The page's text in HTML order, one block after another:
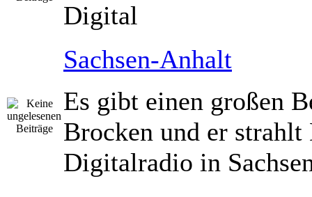
Digital
Sachsen-Anhalt
Es gibt einen großen
Brocken und er
Digitalradio in